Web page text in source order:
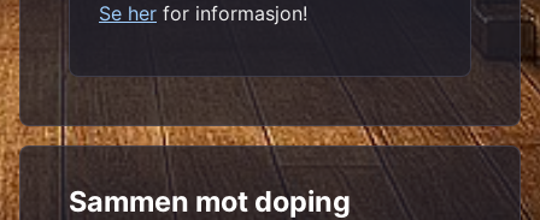
Se her for informasjon!
Sammen mot doping